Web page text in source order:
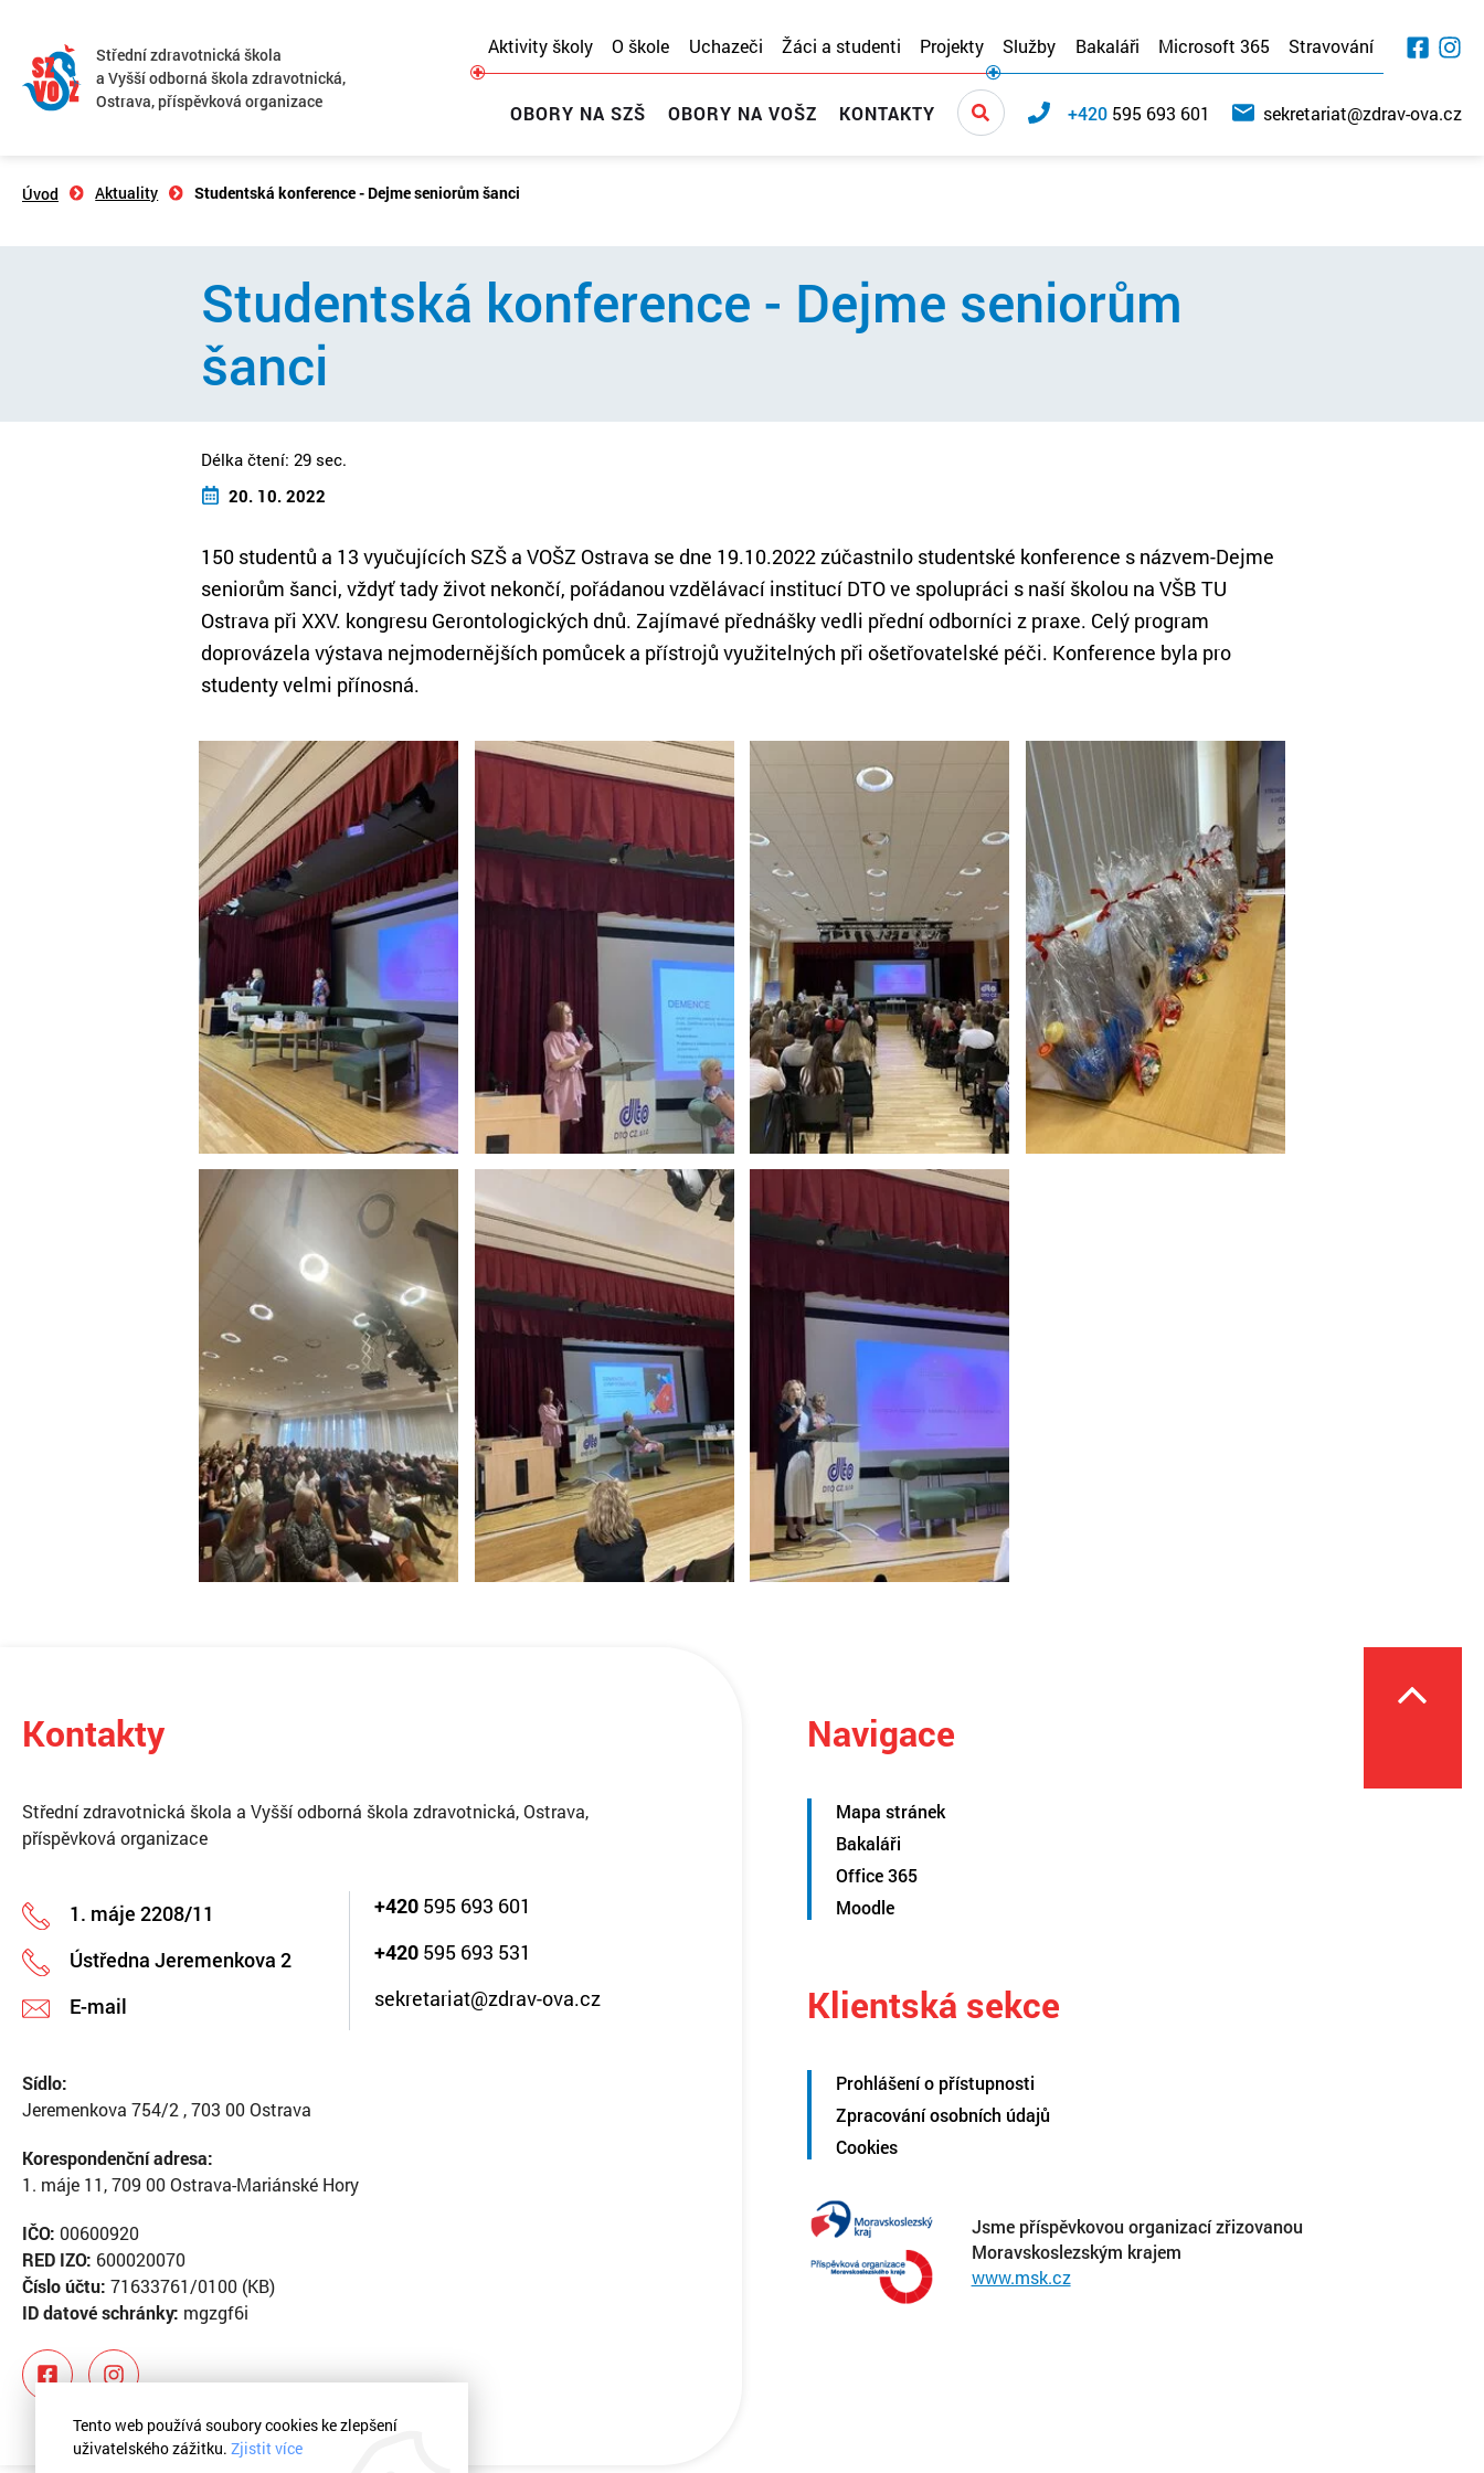
Střední zdravotnická škola
a Vyšší odborná škola zdravotnická,
Ostrava, příspěvková organizace
Aktivity školy O škole Uchazeči Žáci a studenti Projekty Služby Bakaláři Microsoft 365 Stravování
OBORY NA SZŠ OBORY NA VOŠZ KONTAKTY +420 595 693 601 sekretariat@zdrav-ova.cz
Úvod Aktuality Studentská konference - Dejme seniorům šanci
Studentská konference - Dejme seniorům
šanci
Délka čtení: 29 sec.
20. 10. 2022
150 studentů a 13 vyučujících SZŠ a VOŠZ Ostrava se dne 19.10.2022 zúčastnilo studentské konference s názvem-Dejme
seniorům šanci, vždyť tady život nekončí, pořádanou vzdělávací institucí DTO ve spolupráci s naší školou na VŠB TU
Ostrava při XXV. kongresu Gerontologických dnů. Zajímavé přednášky vedli přední odborníci z praxe. Celý program
doprovázela výstava nejmodernějších pomůcek a přístrojů využitelných při ošetřovatelské péči. Konference byla pro
studenty velmi přínosná.
Kontakty
Střední zdravotnická škola a Vyšší odborná škola zdravotnická, Ostrava,
příspěvková organizace
1. máje 2208/11 +420 595 693 601
Ústředna Jeremenkova 2 +420 595 693 531
E-mail sekretariat@zdrav-ova.cz
Sídlo:
Jeremenkova 754/2 , 703 00 Ostrava
Korespondenční adresa:
1. máje 11, 709 00 Ostrava-Mariánské Hory
IČO: 00600920
RED IZO: 600020070
Číslo účtu: 71633761/0100 (KB)
ID datové schránky: mgzgf6i
Navigace
Mapa stránek
Bakaláři
Office 365
Moodle
Klientská sekce
Prohlášení o přístupnosti
Zpracování osobních údajů
Cookies
Jsme příspěvkovou organizací zřizovanou
Moravskoslezským krajem
www.msk.cz
Tento web používá soubory cookies ke zlepšení
uživatelského zážitku. Zjistit více